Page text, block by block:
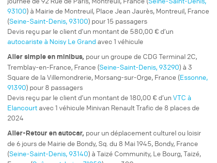
93100) à Mairie de Montreuil, Place Jean Jaurès, Montreuil, France
(Seine-Saint-Denis, 93100) pour 15 passagers
Devis reçu par le client d’un montant de 580,00 € d’un
autocariste à Noisy Le Grand avec 1 véhicule
Aller simpleen minibus, pour ungroupe de CDG Terminal 2C,
Tremblay-en-France, France (Seine-Saint-Denis, 93290) à 3
Square de la Villemondrerie, Morsang-sur-Orge, France (Essonne,
91390) pour 8 passagers
Devis reçu par le client d’un montant de 180,00 € d’unVTC à
Elancourt avec 1 véhicule Minivan Renault Trafic de 8 places de
2024
Aller-Retouren autocar, pour undéplacement culturel ou loisir
de 6 jours de Mairie de Bondy, Sq. du 8 Mai 1945, Bondy, France
(Seine-Saint-Denis, 93140) à Taizé Community, Le Bourg, Taizé,